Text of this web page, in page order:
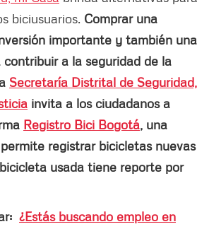
biciusuarios. Comprar una
importante y también una
a la seguridad de la
Secretaría Distrital de Seguridad,
invita a los ciudadanos a
Registro Bici Bogotá, una
registrar bicicletas nuevas
usada tiene reporte por
¿Estás buscando empleo en